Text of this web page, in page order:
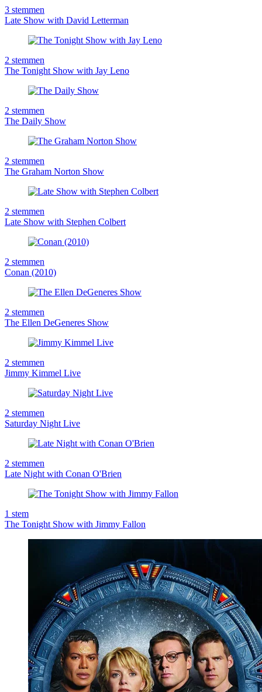
3 stemmen
Late Show with David Letterman
2 stemmen
The Tonight Show with Jay Leno
2 stemmen
The Daily Show
2 stemmen
The Graham Norton Show
2 stemmen
Late Show with Stephen Colbert
2 stemmen
Conan (2010)
2 stemmen
The Ellen DeGeneres Show
2 stemmen
Jimmy Kimmel Live
2 stemmen
Saturday Night Live
2 stemmen
Late Night with Conan O'Brien
1 stem
The Tonight Show with Jimmy Fallon